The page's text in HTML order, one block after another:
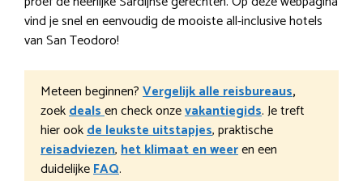
vind je snel en eenvoudig de mooiste all-inclusive hotels
van San Teodoro!
Meteen beginnen?Vergelijk alle reisbureaus,
zoekdealsen check onzevakantiegids. Je treft
hier ookde leukste uitstapjes, praktische
reisadviezen,het klimaat en weeren een
duidelijkeFAQ.